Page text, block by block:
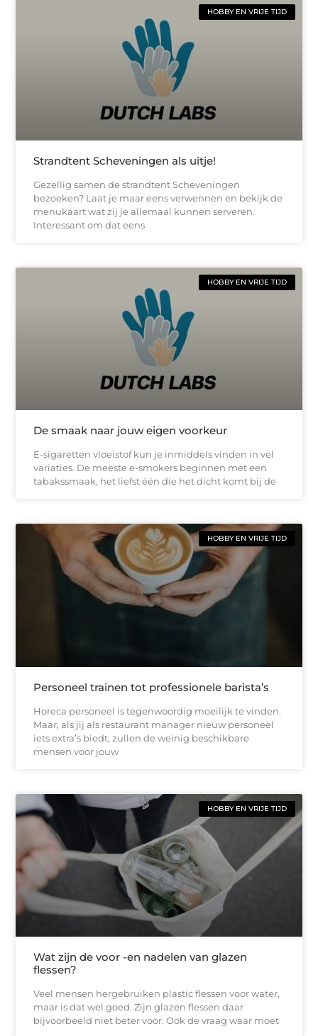
HOBBY EN VRIJE TIJD
Strandtent Scheveningen als uitje!
Gezellig samen de strandtent Scheveningen
bezoeken? Laat je maar eens verwennen en bekijk de
menukaart wat zij je allemaal kunnen serveren.
Interessant om dat eens
HOBBY EN VRIJE TIJD
De smaak naar jouw eigen voorkeur
E-sigaretten vloeistof kun je inmiddels vinden in vel
variaties. De meeste e-smokers beginnen met een
tabakssmaak, het liefst één die het dicht komt bij de
HOBBY EN VRIJE TIJD
Personeel trainen tot professionele barista’s
Horeca personeel is tegenwoordig moeilijk te vinden.
Maar, als jij als restaurant manager nieuw personeel
iets extra’s biedt, zullen de weinig beschikbare
mensen voor jouw
HOBBY EN VRIJE TIJD
Wat zijn de voor -en nadelen van glazen
flessen?
Veel mensen hergebruiken plastic flessen voor water,
maar is dat wel goed. Zijn glazen flessen daar
bijvoorbeeld niet beter voor. Ook de vraag waar moet